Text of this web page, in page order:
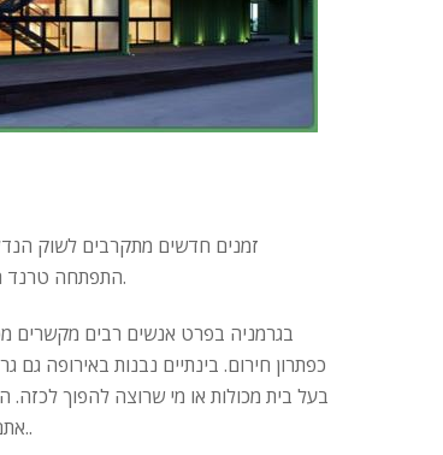
זמנים חדשים מתקרבים לשוק
התפתחה טרנד חדש שצובר לאט אבל בטוח אחיזה באירופה והופך להיות יותר ויותר פופולרי: בית המכולות.
בגרמניה בפרט אנשים רבים מקשרים
כפתרון חירום. בינתיים נבנות באירופה גם
בעל בית מכולות או מי שרוצה להפוך לכזה.
אתם יכולים לצפות מבית מכולות, כמו גם מה נדרש כדי להפוך מכולה פשוטה לים לבית מסוגנן..